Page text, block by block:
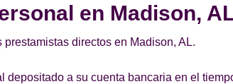
en Madison,
directos en Madison, AL.
a su cuenta bancaria en el